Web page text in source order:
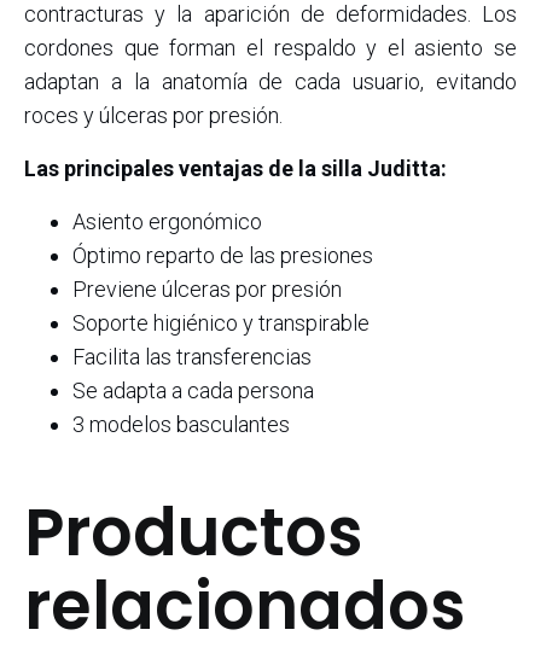
contracturas y la aparición de deformidades. Los
cordones que forman el respaldo y el asiento se
adaptan a la anatomía de cada usuario, evitando
roces y úlceras por presión.
Las principales ventajas de la silla Juditta:
Asiento ergonómico
Óptimo reparto de las presiones
Previene úlceras por presión
Soporte higiénico y transpirable
Facilita las transferencias
Se adapta a cada persona
3 modelos basculantes
Productos
relacionados